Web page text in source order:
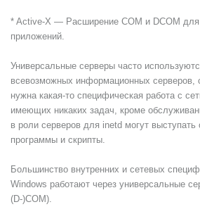
* Active-X — Расширение COM и DCOM
приложений.
Универсальные серверы часто
всевозможных информационных серверов,
нужна какая-то специфическая работа с
имеющих никаких задач, кроме
в роли серверов для inetd могут
программы и скрипты.
Большинство внутренних и сетевых
Windows работают через универсальные
(D-)COM).